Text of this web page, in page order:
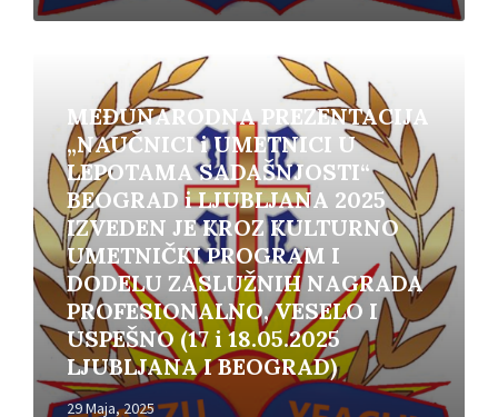
MEĐUNARODNA PREZENTACIJA
„NAUČNICI i UMETNICI U
LEPOTAMA SADAŠNJOSTI“
BEOGRAD i LJUBLJANA 2025
IZVEDEN JE KROZ KULTURNO
UMETNIČKI PROGRAM I
DODELU ZASLUŽNIH NAGRADA
PROFESIONALNO, VESELO I
USPEŠNO (17 i 18.05.2025
LJUBLJANA I BEOGRAD)
29 Maja, 2025